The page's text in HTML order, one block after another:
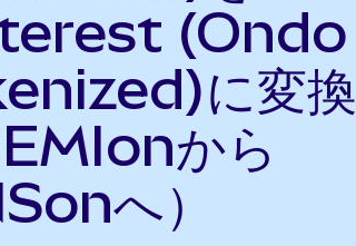
(Ondo
に変換
から
へ）